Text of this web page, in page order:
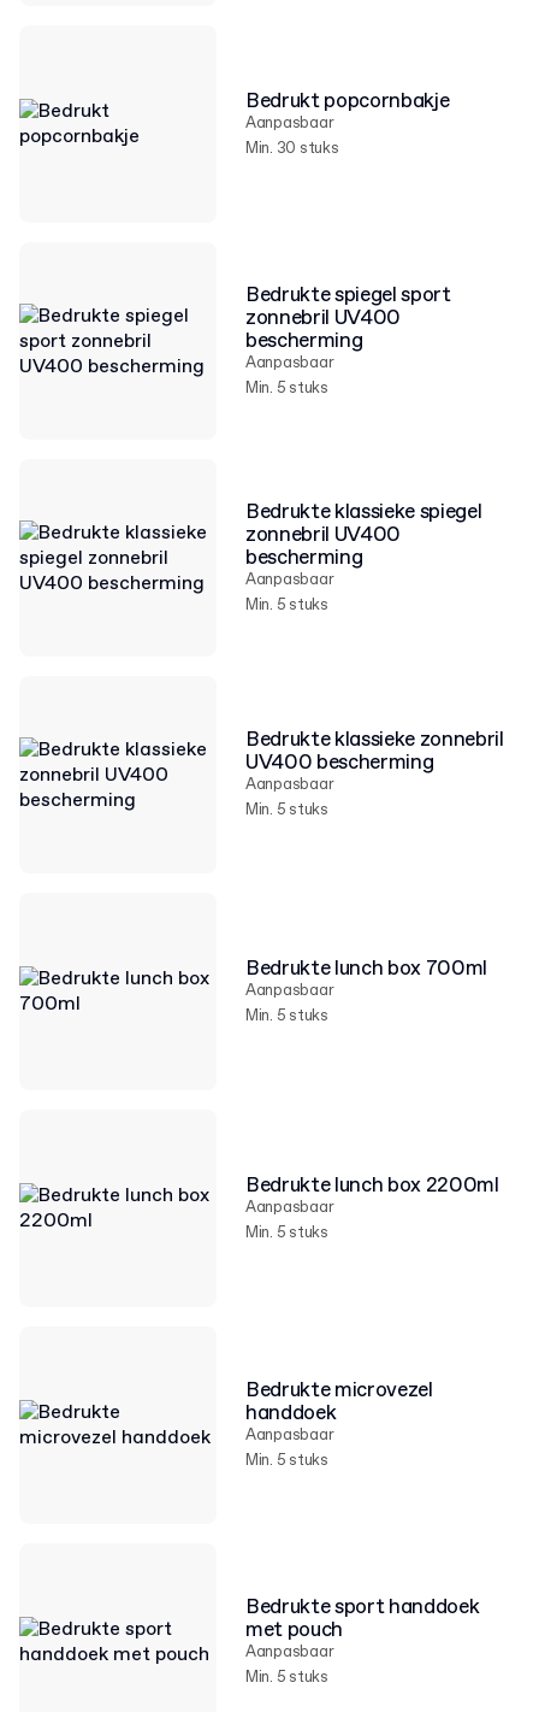
Bedrukt popcornbakje
Aanpasbaar
Min. 30 stuks
Bedrukte spiegel sport
zonnebril UV400
bescherming
Aanpasbaar
Min. 5 stuks
Bedrukte klassieke spiegel
zonnebril UV400
bescherming
Aanpasbaar
Min. 5 stuks
Bedrukte klassieke zonnebril
UV400 bescherming
Aanpasbaar
Min. 5 stuks
Bedrukte lunch box 700ml
Aanpasbaar
Min. 5 stuks
Bedrukte lunch box 2200ml
Aanpasbaar
Min. 5 stuks
Bedrukte microvezel
handdoek
Aanpasbaar
Min. 5 stuks
Bedrukte sport handdoek
met pouch
Aanpasbaar
Min. 5 stuks